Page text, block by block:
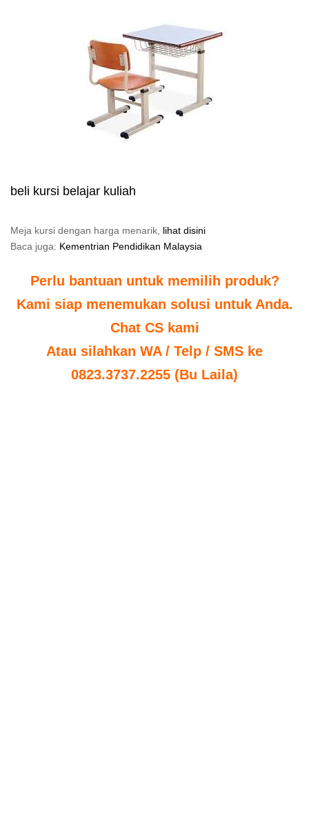
beli kursi belajar kuliah
Meja kursi dengan harga menarik, lihat disini
Baca juga: Kementrian Pendidikan Malaysia
Perlu bantuan untuk memilih produk?
Kami siap menemukan solusi untuk Anda.
Chat CS kami
Atau silahkan WA / Telp / SMS ke
0823.3737.2255 (Bu Laila)